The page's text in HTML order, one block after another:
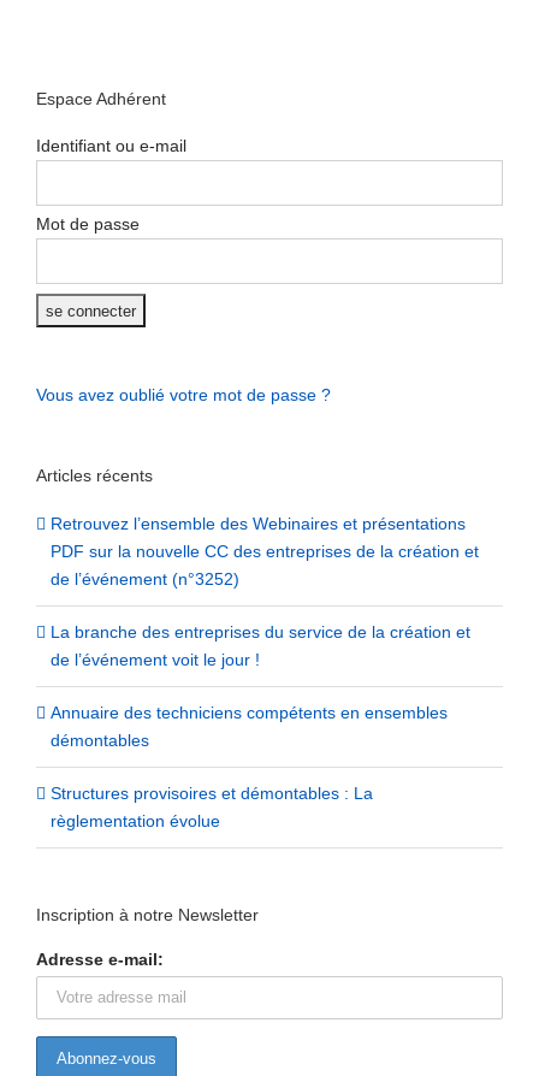
Espace Adhérent
Identifiant ou e-mail
Mot de passe
Vous avez oublié votre mot de passe ?
Articles récents
Retrouvez l’ensemble des Webinaires et présentations
PDF sur la nouvelle CC des entreprises de la création et
de l’événement (n°3252)
La branche des entreprises du service de la création et
de l’événement voit le jour !
Annuaire des techniciens compétents en ensembles
démontables
Structures provisoires et démontables : La
règlementation évolue
Inscription à notre Newsletter
Adresse e-mail: